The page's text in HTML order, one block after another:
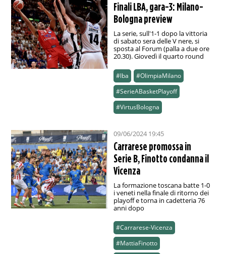
Finali LBA, gara-3: Milano-
Bologna preview
La serie, sull'1-1 dopo la vittoria
di sabato sera delle V nere, si
sposta al Forum (palla a due ore
20.30). Giovedì il quarto round
#lba
#OlimpiaMilano
#SerieABasketPlayoff
#VirtusBologna
09/06/2024 19:45
Carrarese promossa in
Serie B, Finotto condanna il
Vicenza
La formazione toscana batte 1-0
i veneti nella finale di ritorno dei
playoff e torna in cadetteria 76
anni dopo
#Carrarese-Vicenza
#MattiaFinotto